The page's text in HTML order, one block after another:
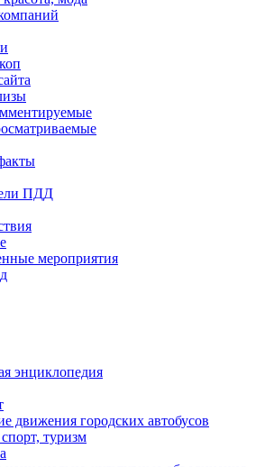
ПДД
мероприятия
энциклопедия
движения городских автобусов
туризм